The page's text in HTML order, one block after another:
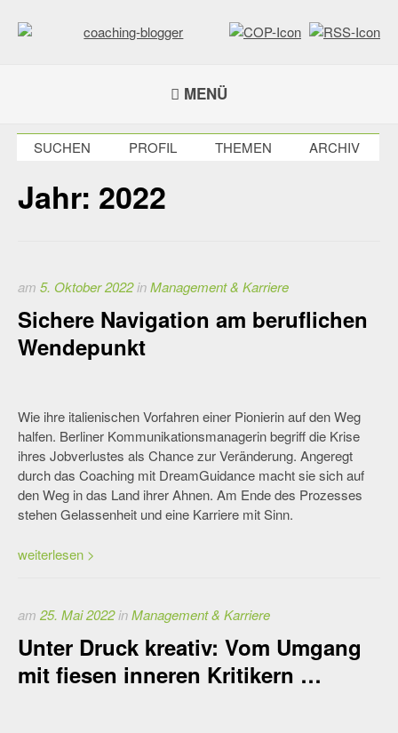
zum
MENÜ
Jahr: 2022
am 5. Oktober 2022inManagement & Karriere
Sichere Navigation am beruflichen
Wendepunkt
Wie ihre italienischen Vorfahren einer Pionierin auf den Weg
halfen. Berliner Kommunikationsmanagerin begriff die Krise
ihres Jobverlustes als Chance zur Veränderung. Angeregt
durch das Coaching mit DreamGuidance macht sie sich auf
den Weg in das Land ihrer Ahnen. Am Ende des Prozesses
stehen Gelassenheit und eine Karriere mit Sinn.
weiterlesen >
am 25. Mai 2022inManagement & Karriere
Unter Druck kreativ: Vom Umgang
mit fiesen inneren Kritikern …
SUCHEN PROFIL THEMEN ARCHIV